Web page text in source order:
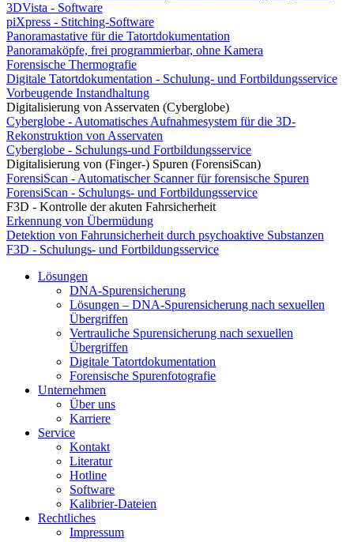
3DVista - Software
piXpress - Stitching-Software
Panoramastative für die Tatortdokumentation
Panoramaköpfe, frei programmierbar, ohne Kamera
Forensische Thermografie
Digitale Tatortdokumentation - Schulung- und Fortbildungsservice
Vorbeugende Instandhaltung
Digitalisierung von Asservaten (Cyberglobe)
Cyberglobe - Automatisches Aufnahmesystem für die 3D-
Rekonstruktion von Asservaten
Cyberglobe - Schulungs-und Fortbildungsservice
Digitalisierung von (Finger-) Spuren (ForensiScan)
ForensiScan - Automatischer Scanner für forensische Spuren
ForensiScan - Schulungs- und Fortbildungsservice
F3D - Kontrolle der akuten Fahrsicherheit
Erkennung von Übermüdung
Detektion von Fahrunsicherheit durch psychoaktive Substanzen
F3D - Schulungs- und Fortbildungsservice
Lösungen
DNA-Spurensicherung
Lösungen – DNA-Spurensicherung nach sexuellen
Übergriffen
Vertrauliche Spurensicherung nach sexuellen
Übergriffen
Digitale Tatortdokumentation
Forensische Spurenfotografie
Unternehmen
Über uns
Karriere
Service
Kontakt
Literatur
Hotline
Software
Kalibrier-Dateien
Rechtliches
Impressum